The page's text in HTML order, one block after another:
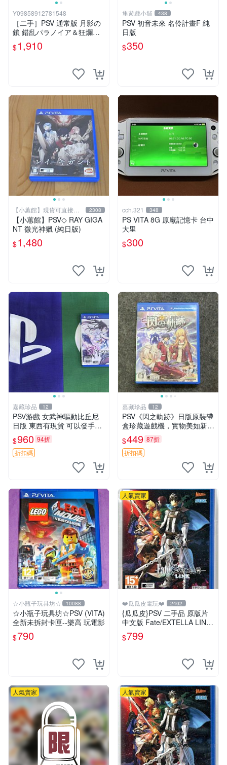
Y09858912781548
［二手］PSV 通常版 月影の
鎖 錯乱パラノイア＆狂爛モ
ラトリアム 乙女遊戲 TAKUY
O 拓洋
$1,910
隼遊戲小舖 438
PSV 初音未來 名伶計畫F 純
日版
$350
【小蕙館】現貨可直接下
標
2308
【小蕙館】PSV◇ RAY GIGA
NT 微光神獵 (純日版)
$1,480
cch.321 348
PS VITA 8G 原廠記憶卡 台中
大里
$300
嘉藏珍品 12
PSV游戲 女武神驅動比丘尼
日版 東西有現貨 可以發手物
品 無質量問題售不退不換
$960 94折
折扣碼
嘉藏珍品 12
PSV《閃之軌跡》日版原裝帶
盒珍藏遊戲機，實物美如新，
嚴選推薦 閃之軌跡 日版 PSV
原裝帶盒
$449 87折
折扣碼
☆小瓶子玩具坊☆ 10088
☆小瓶子玩具坊☆PSV (VITA)
全新未拆封卡匣--樂高 玩電影
$790
人氣賣家
❤️瓜瓜皮電玩❤️ 2402
{瓜瓜皮}PSV 二手品 原版片
中文版 Fate/EXTELLA LINK
(遊戲都有回收)
$799
人氣賣家 人氣賣家